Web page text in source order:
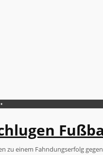
•
einem Fahndungserfolg